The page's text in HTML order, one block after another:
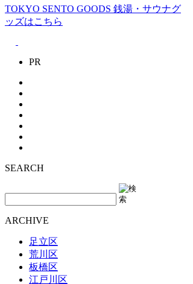
TOKYO SENTO GOODS 銭湯・サウナグ
ッズはこちら
PR
SEARCH
ARCHIVE
足立区
荒川区
板橋区
江戸川区